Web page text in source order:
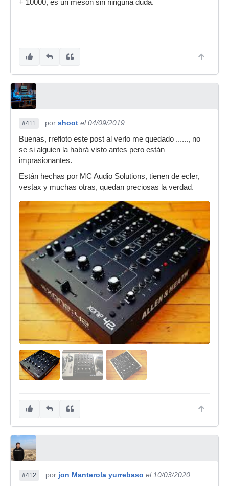
+ 10000, es un mesón sin ninguna duda.
#411 por shoot el 04/09/2019
Buenas, rrefloto este post al verlo me quedado ......, no
se si alguien la habrá visto antes pero están
imprasionantes.
Están hechas por MC Audio Solutions, tienen de ecler,
vestax y muchas otras, quedan preciosas la verdad.
#412 por jon Manterola yurrebaso el 10/03/2020